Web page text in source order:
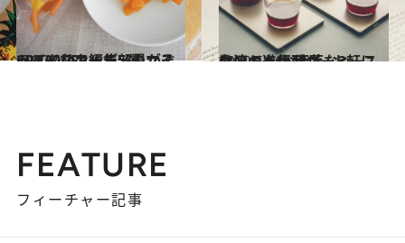
2020.5.3
CREA WEB編集部員がぞっこん♡カルディのマストバイなフード5選
ライフスタイル 2020.5.16
台湾の進化系コーヒースタンドへ お洒落な3軒にはいつも行列が
旅＆お出かけ
FEATURE
フィーチャー記事